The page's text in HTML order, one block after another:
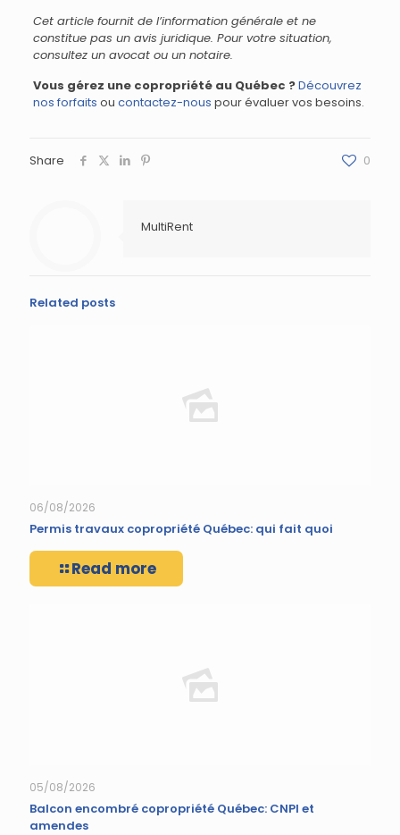
Cet article fournit de l’information générale et ne
constitue pas un avis juridique. Pour votre situation,
consultez un avocat ou un notaire.
Vous gérez une copropriété au Québec ?Découvrez
nos forfaits ou contactez-nous pour évaluer vos besoins.
Share 0
MultiRent
Related posts
06/08/2026
Permis travaux copropriété Québec: qui fait quoi
Read more
05/08/2026
Balcon encombré copropriété Québec: CNPI et
amendes